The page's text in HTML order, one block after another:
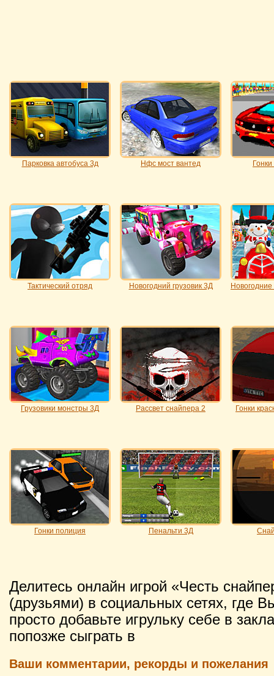
Парковка автобуса 3д Нфс мост вантед
Тактический отряд Новогодний грузовик 3Д Новогодние
Грузовики монстры 3Д Рассвет снайпера 2 Гонки
Гонки полиция Пенальти 3Д
Делитесь онлайн игрой «Честь
(друзьями) в социальных сетях, где
просто добавьте игрульку себе в
попозже сыграть в
Ваши комментарии, рекорды и пожелания